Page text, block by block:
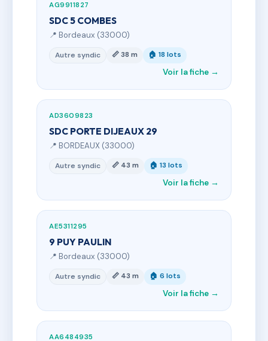
AG9911827
SDC 5 COMBES
📍 Bordeaux (33000)
Autre syndic 📏 38 m 🏠 18 lots
Voir la fiche →
AD3609823
SDC PORTE DIJEAUX 29
📍 BORDEAUX (33000)
Autre syndic 📏 43 m 🏠 13 lots
Voir la fiche →
AE5311295
9 PUY PAULIN
📍 Bordeaux (33000)
Autre syndic 📏 43 m 🏠 6 lots
Voir la fiche →
AA6484935